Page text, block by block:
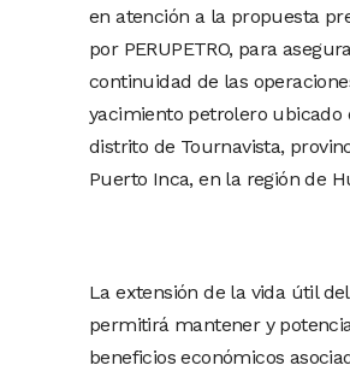
en atención a la propuesta
por PERUPETRO, para
continuidad de las
yacimiento petrolero ubicado
distrito de Tournavista,
Puerto Inca, en la región de
La extensión de la vida útil
permitirá mantener y
beneficios económicos